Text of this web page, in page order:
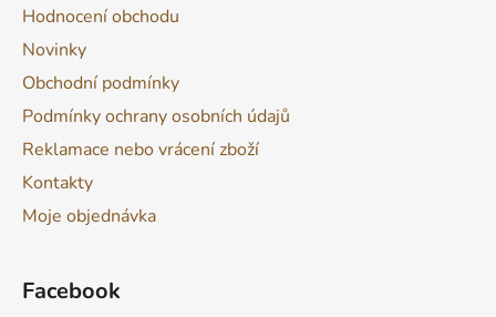
Hodnocení obchodu
Novinky
Obchodní podmínky
Podmínky ochrany osobních údajů
Reklamace nebo vrácení zboží
Kontakty
Moje objednávka
Facebook